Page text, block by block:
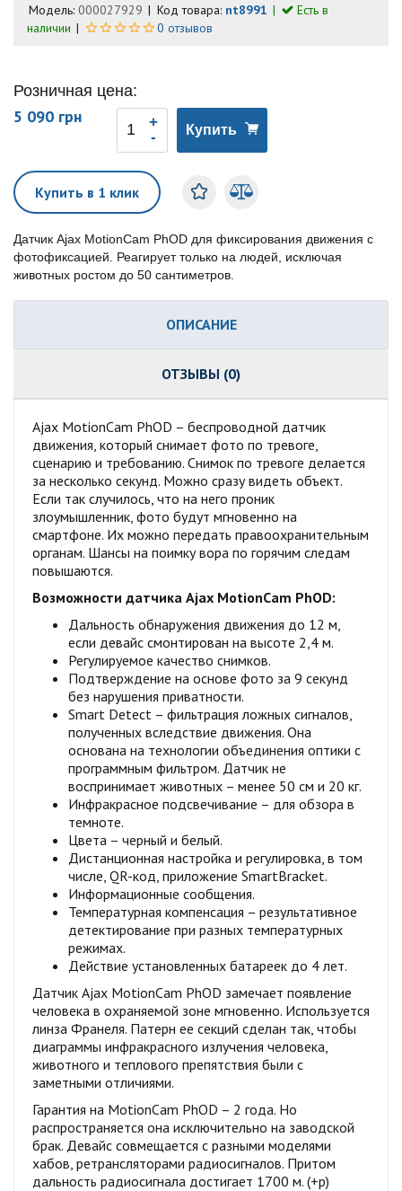
Модель: 000027929 Код товара: nt8991
Есть в
наличии
0 отзывов
Розничная цена:
5 090 грн
Купить
Купить в 1 клик
Датчик Ajax MotionCam PhOD для фиксирования движения с
фотофиксацией. Реагирует только на людей, исключая
животных ростом до 50 сантиметров.
ОПИСАНИЕ
ОТЗЫВЫ (0)
Ajax MotionCam PhOD – беспроводной датчик
движения, который снимает фото по тревоге,
сценарию и требованию. Снимок по тревоге делается
за несколько секунд. Можно сразу видеть объект.
Если так случилось, что на него проник
злоумышленник, фото будут мгновенно на
смартфоне. Их можно передать правоохранительным
органам. Шансы на поимку вора по горячим следам
повышаются.
Возможности датчика Ajax MotionCam PhOD:
Дальность обнаружения движения до 12 м,
если девайс смонтирован на высоте 2,4 м.
Регулируемое качество снимков.
Подтверждение на основе фото за 9 секунд
без нарушения приватности.
Smart Detect – фильтрация ложных сигналов,
полученных вследствие движения. Она
основана на технологии объединения оптики с
программным фильтром. Датчик не
воспринимает животных – менее 50 см и 20 кг.
Инфракрасное подсвечивание – для обзора в
темноте.
Цвета – черный и белый.
Дистанционная настройка и регулировка, в том
числе, QR-код, приложение SmartBracket.
Информационные сообщения.
Температурная компенсация – результативное
детектирование при разных температурных
режимах.
Действие установленных батареек до 4 лет.
Датчик Ajax MotionCam PhOD замечает появление
человека в охраняемой зоне мгновенно. Используется
линза Франеля. Патерн ее секций сделан так, чтобы
диаграммы инфракрасного излучения человека,
животного и теплового препятствия были с
заметными отличиями.
Гарантия на MotionCam PhOD – 2 года. Но
распространяется она исключительно на заводской
брак. Девайс совмещается с разными моделями
хабов, ретрансляторами радиосигналов. Притом
дальность радиосигнала достигает 1700 м. (+р)